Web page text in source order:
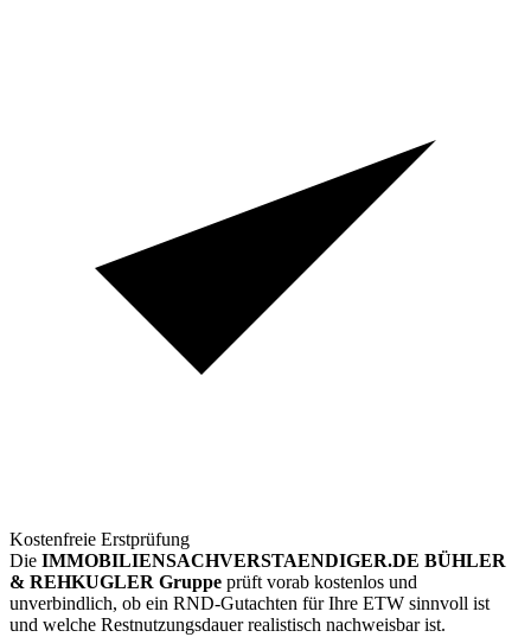
Kostenfreie Erstprüfung
Die IMMOBILIENSACHVERSTAENDIGER.DE BÜHLER
& REHKUGLER Gruppe prüft vorab kostenlos und
unverbindlich, ob ein RND-Gutachten für Ihre ETW sinnvoll ist
und welche Restnutzungsdauer realistisch nachweisbar ist.